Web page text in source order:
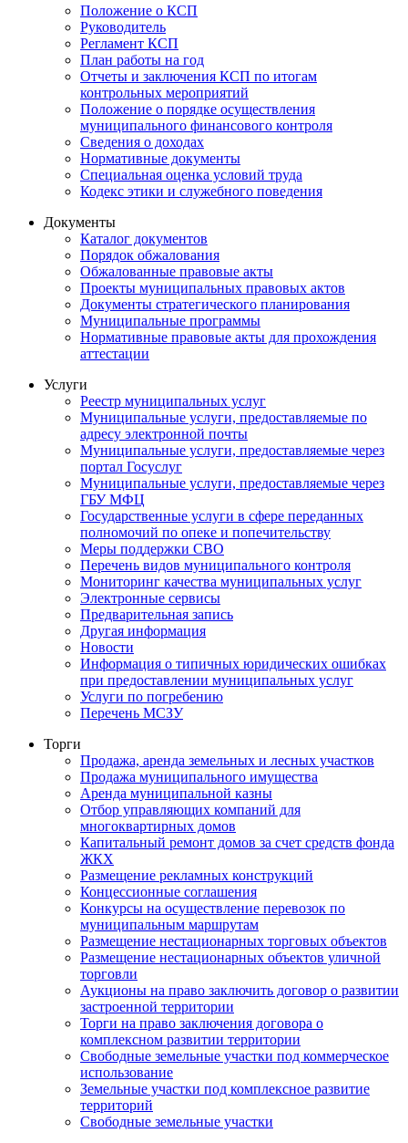
Положение о КСП
Руководитель
Регламент КСП
План работы на год
Отчеты и заключения КСП по итогам
контрольных мероприятий
Положение о порядке осуществления
муниципального финансового контроля
Сведения о доходах
Нормативные документы
Специальная оценка условий труда
Кодекс этики и служебного поведения
Документы
Каталог документов
Порядок обжалования
Обжалованные правовые акты
Проекты муниципальных правовых актов
Документы стратегического планирования
Муниципальные программы
Нормативные правовые акты для прохождения
аттестации
Услуги
Реестр муниципальных услуг
Муниципальные услуги, предоставляемые по
адресу электронной почты
Муниципальные услуги, предоставляемые через
портал Госуслуг
Муниципальные услуги, предоставляемые через
ГБУ МФЦ
Государственные услуги в сфере переданных
полномочий по опеке и попечительству
Меры поддержки СВО
Перечень видов муниципального контроля
Мониторинг качества муниципальных услуг
Электронные сервисы
Предварительная запись
Другая информация
Новости
Информация о типичных юридических ошибках
при предоставлении муниципальных услуг
Услуги по погребению
Перечень МСЗУ
Торги
Продажа, аренда земельных и лесных участков
Продажа муниципального имущества
Аренда муниципальной казны
Отбор управляющих компаний для
многоквартирных домов
Капитальный ремонт домов за счет средств фонда
ЖКХ
Размещение рекламных конструкций
Концессионные соглашения
Конкурсы на осуществление перевозок по
муниципальным маршрутам
Размещение нестационарных торговых объектов
Размещение нестационарных объектов уличной
торговли
Аукционы на право заключить договор о развитии
застроенной территории
Торги на право заключения договора о
комплексном развитии территории
Свободные земельные участки под коммерческое
использование
Земельные участки под комплексное развитие
территорий
Свободные земельные участки